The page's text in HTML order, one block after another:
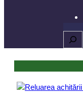
Caută